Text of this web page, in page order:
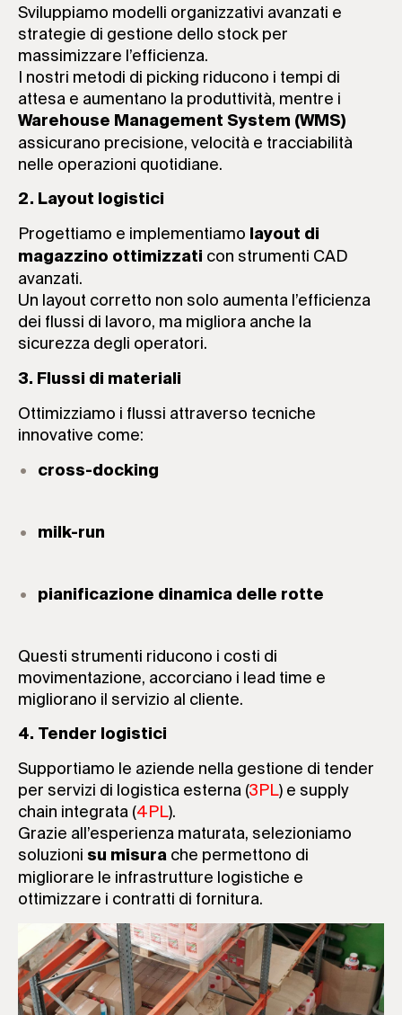
Sviluppiamo modelli organizzativi avanzati e
strategie di gestione dello stock per
massimizzare l’efficienza.
I nostri metodi di picking riducono i tempi di
attesa e aumentano la produttività, mentre i
Warehouse Management System (WMS)
assicurano precisione, velocità e tracciabilità
nelle operazioni quotidiane.
2. Layout logistici
Progettiamo e implementiamo
layout di
magazzino ottimizzati con strumenti CAD
avanzati.
Un layout corretto non solo aumenta l’efficienza
dei flussi di lavoro, ma migliora anche la
sicurezza degli operatori.
3. Flussi di materiali
Ottimizziamo i flussi attraverso tecniche
innovative come:
cross-docking
milk-run
pianificazione dinamica delle rotte
Questi strumenti riducono i costi di
movimentazione, accorciano i lead time e
migliorano il servizio al cliente.
4. Tender logistici
Supportiamo le aziende nella gestione di tender
per servizi di logistica esterna (3PL) e supply
chain integrata (4PL).
Grazie all’esperienza maturata, selezioniamo
soluzioni su misura che permettono di
migliorare le infrastrutture logistiche e
ottimizzare i contratti di fornitura.